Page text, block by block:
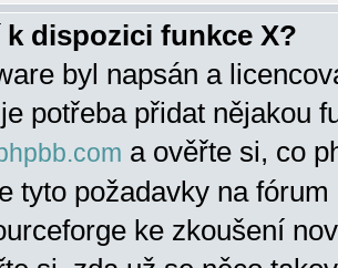
k dispozici funkce X?
byl napsán a
potřeba přidat nějakou
a ověřte si, co
tyto požadavky na
ke zkoušení